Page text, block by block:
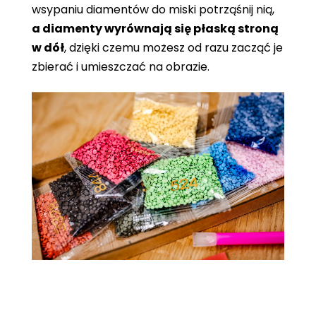
wsypaniu diamentów do miski potrząśnij nią,
a diamenty wyrównają się płaską stroną
w dół, dzięki czemu możesz od razu zacząć je
zbierać i umieszczać na obrazie.